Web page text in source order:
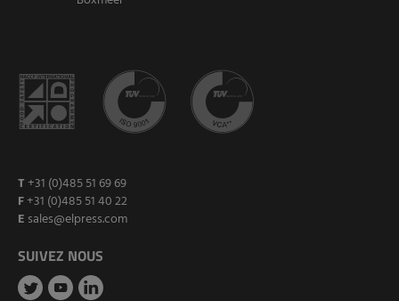
T +31 (0)485 51 69 69
F+31 (0)485 51 40 22
E sales@elpress.com
SUIVEZ NOUS